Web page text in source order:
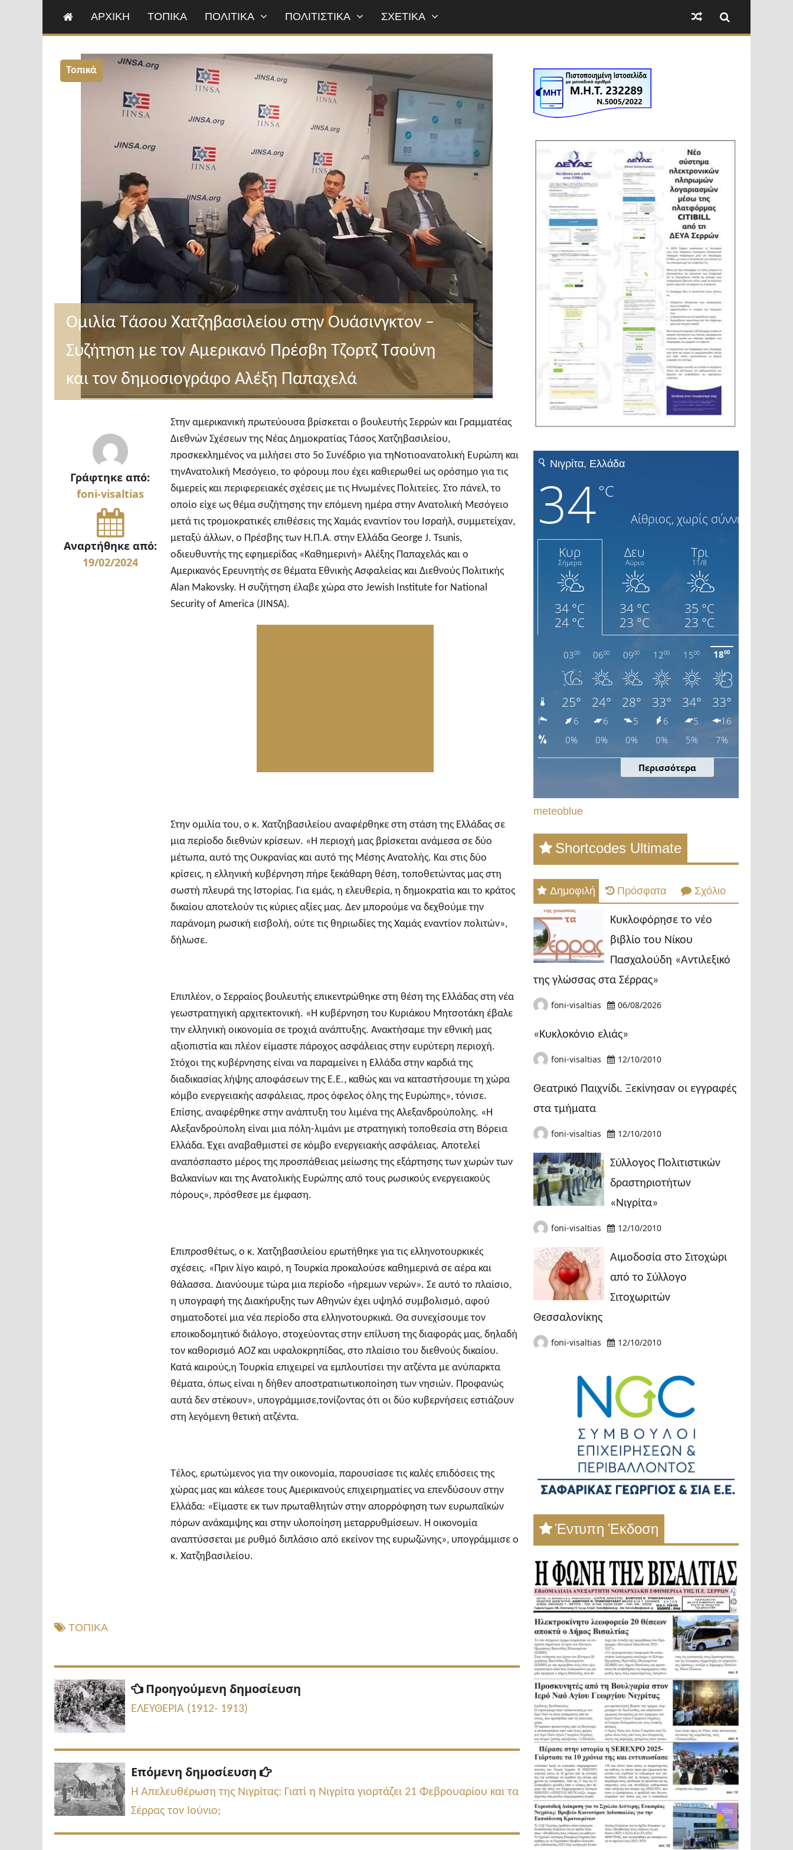
ΑΡΧΙΚΗ ΤΟΠΙΚΑ ΠΟΛΙΤΙΚΑ ΠΟΛΙΤΙΣΤΙΚΑ ΣΧΕΤΙΚΑ
Τοπικά
Ομιλία Τάσου Χατζηβασιλείου στην Ουάσινγκτον –
Συζήτηση με τον Αμερικανό Πρέσβη Τζορτζ Τσούνη
και τον δημοσιογράφο Αλέξη Παπαχελά
Γράφτηκε από:
foni-visaltias
Αναρτήθηκε από:
19/02/2024
Στην αμερικανική πρωτεύουσα βρίσκεται ο βουλευτής Σερρών και Γραμματέας
Διεθνών Σχέσεων της Νέας Δημοκρατίας Τάσος Χατζηβασιλείου,
προσκεκλημένος να μιλήσει στο 5ο Συνέδριο για τηΝοτιοανατολική Ευρώπη και
τηνΑνατολική Μεσόγειο, το φόρουμ που έχει καθιερωθεί ως ορόσημο για τις
διμερείς και περιφερειακές σχέσεις με τις Ηνωμένες Πολιτείες. Στο πάνελ, το
οποίο είχε ως θέμα συζήτησης την επόμενη ημέρα στην Ανατολική Μεσόγειο
μετά τις τρομοκρατικές επιθέσεις της Χαμάς εναντίον του Ισραήλ, συμμετείχαν,
μεταξύ άλλων, ο Πρέσβης των Η.Π.Α. στην Ελλάδα George J. Tsunis,
οδιευθυντής της εφημερίδας «Καθημερινή» Αλέξης Παπαχελάς και ο
Αμερικανός Ερευνητής σε θέματα Εθνικής Ασφαλείας και Διεθνούς Πολιτικής
Alan Makovsky. Η συζήτηση έλαβε χώρα στο Jewish Institute for National
Security of America (JINSA).
Στην ομιλία του, ο κ. Χατζηβασιλείου αναφέρθηκε στη στάση της Ελλάδας σε
μια περίοδο διεθνών κρίσεων. «Η περιοχή μας βρίσκεται ανάμεσα σε δύο
μέτωπα, αυτό της Ουκρανίας και αυτό της Μέσης Ανατολής. Και στις δύο
κρίσεις, η ελληνική κυβέρνηση πήρε ξεκάθαρη θέση, τοποθετώντας μας στη
σωστή πλευρά της Ιστορίας. Για εμάς, η ελευθερία, η δημοκρατία και το κράτος
δικαίου αποτελούν τις κύριες αξίες μας. Δεν μπορούμε να δεχθούμε την
παράνομη ρωσική εισβολή, ούτε τις θηριωδίες της Χαμάς εναντίον πολιτών»,
δήλωσε.
Επιπλέον, ο Σερραίος βουλευτής επικεντρώθηκε στη θέση της Ελλάδας στη νέα
γεωστρατηγική αρχιτεκτονική. «Η κυβέρνηση του Κυριάκου Μητσοτάκη έβαλε
την ελληνική οικονομία σε τροχιά ανάπτυξης. Ανακτήσαμε την εθνική μας
αξιοπιστία και πλέον είμαστε πάροχος ασφάλειας στην ευρύτερη περιοχή.
Στόχοι της κυβέρνησης είναι να παραμείνει η Ελλάδα στην καρδιά της
διαδικασίας λήψης αποφάσεων της Ε.Ε., καθώς και να καταστήσουμε τη χώρα
κόμβο ενεργειακής ασφάλειας, προς όφελος όλης της Ευρώπης», τόνισε.
Επίσης, αναφέρθηκε στην ανάπτυξη του λιμένα της Αλεξανδρούπολης. «Η
Αλεξανδρούπολη είναι μια πόλη-λιμάνι με στρατηγική τοποθεσία στη Βόρεια
Ελλάδα. Έχει αναβαθμιστεί σε κόμβο ενεργειακής ασφάλειας. Αποτελεί
αναπόσπαστο μέρος της προσπάθειας μείωσης της εξάρτησης των χωρών των
Βαλκανίων και της Ανατολικής Ευρώπης από τους ρωσικούς ενεργειακούς
πόρους», πρόσθεσε με έμφαση.
Επιπροσθέτως, ο κ. Χατζηβασιλείου ερωτήθηκε για τις ελληνοτουρκικές
σχέσεις. «Πριν λίγο καιρό, η Τουρκία προκαλούσε καθημερινά σε αέρα και
θάλασσα. Διανύουμε τώρα μια περίοδο «ήρεμων νερών». Σε αυτό το πλαίσιο,
η υπογραφή της Διακήρυξης των Αθηνών έχει υψηλό συμβολισμό, αφού
σηματοδοτεί μια νέα περίοδο στα ελληνοτουρκικά. Θα συνεχίσουμε τον
εποικοδομητικό διάλογο, στοχεύοντας στην επίλυση της διαφοράς μας, δηλαδή
τον καθορισμό ΑΟΖ και υφαλοκρηπίδας, στο πλαίσιο του διεθνούς δικαίου.
Κατά καιρούς,η Τουρκία επιχειρεί να εμπλουτίσει την ατζέντα με ανύπαρκτα
θέματα, όπως είναι η δήθεν αποστρατιωτικοποίηση των νησιών. Προφανώς
αυτά δεν στέκουν», υπογράμμισε,τονίζοντας ότι οι δύο κυβερνήσεις εστιάζουν
στη λεγόμενη θετική ατζέντα.
Τέλος, ερωτώμενος για την οικονομία, παρουσίασε τις καλές επιδόσεις της
χώρας μας και κάλεσε τους Αμερικανούς επιχειρηματίες να επενδύσουν στην
Ελλάδα: «Είμαστε εκ των πρωταθλητών στην απορρόφηση των ευρωπαϊκών
πόρων ανάκαμψης και στην υλοποίηση μεταρρυθμίσεων. Η οικονομία
αναπτύσσεται με ρυθμό διπλάσιο από εκείνον της ευρωζώνης», υπογράμμισε ο
κ. Χατζηβασιλείου.
ΤΟΠΙΚΑ
Πλοήγηση
άρθρων
Προηγούμενη δημοσίευση
ΕΛΕΥΘΕΡΙΑ (1912- 1913)
Επόμενη δημοσίευση
Επόμενη
δημοσίευση:
Η Απελευθέρωση της Νιγρίτας: Γιατί η Νιγρίτα γιορτάζει 21 Φεβρουαρίου και τα
Σέρρας τον Ιούνιο;
meteoblue
Shortcodes Ultimate
Δημοφιλή Πρόσφατα Σχόλιο
Κυκλοφόρησε το νέο
βιβλίο του Νίκου
Πασχαλούδη «Αντιλεξικό
της γλώσσας στα Σέρρας»
foni-visaltias 06/08/2026
«Κυκλοκόνιο ελιάς»
foni-visaltias 12/10/2010
Θεατρικό Παιχνίδι. Ξεκίνησαν οι εγγραφές
στα τμήματα
foni-visaltias 12/10/2010
Σύλλογος Πολιτιστικών
δραστηριοτήτων
«Νιγρίτα»
foni-visaltias 12/10/2010
Αιμοδοσία στο Σιτοχώρι
από το Σύλλογο
Σιτοχωριτών
Θεσσαλονίκης
foni-visaltias 12/10/2010
Έντυπη Έκδοση